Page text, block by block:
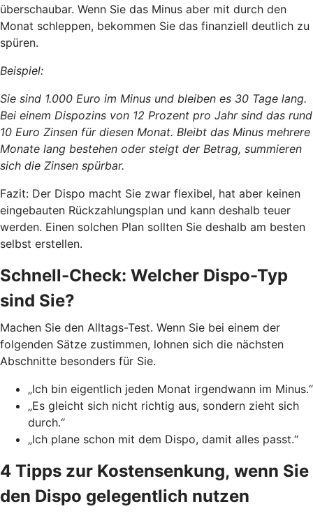
überschaubar. Wenn Sie das Minus aber mit durch den
Monat schleppen, bekommen Sie das finanziell deutlich zu
spüren.
Beispiel:
Sie sind 1.000 Euro im Minus und bleiben es 30 Tage lang.
Bei einem Dispozins von 12 Prozent pro Jahr sind das rund
10 Euro Zinsen für diesen Monat. Bleibt das Minus mehrere
Monate lang bestehen oder steigt der Betrag, summieren
sich die Zinsen spürbar.
Fazit: Der Dispo macht Sie zwar flexibel, hat aber keinen
eingebauten Rückzahlungsplan und kann deshalb teuer
werden. Einen solchen Plan sollten Sie deshalb am besten
selbst erstellen.
Schnell-Check: Welcher Dispo-Typ
sind Sie?
Machen Sie den Alltags-Test. Wenn Sie bei einem der
folgenden Sätze zustimmen, lohnen sich die nächsten
Abschnitte besonders für Sie.
„Ich bin eigentlich jeden Monat irgendwann im Minus.“
„Es gleicht sich nicht richtig aus, sondern zieht sich
durch.“
„Ich plane schon mit dem Dispo, damit alles passt.“
4 Tipps zur Kostensenkung, wenn Sie
den Dispo gelegentlich nutzen